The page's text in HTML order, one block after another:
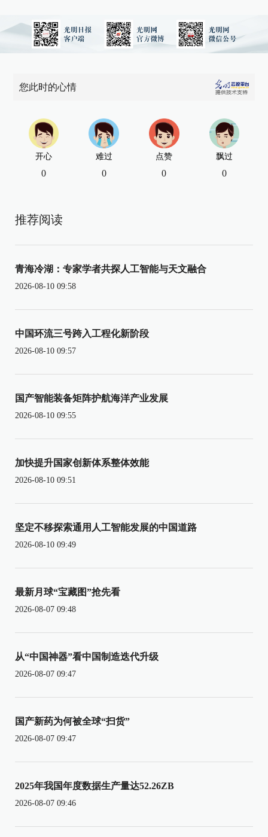
您此时的心情
开心
0
难过
0
点赞
0
飘过
0
推荐阅读
青海冷湖：专家学者共探人工智能与天文融合
2026-08-10 09:58
中国环流三号跨入工程化新阶段
2026-08-10 09:57
国产智能装备矩阵护航海洋产业发展
2026-08-10 09:55
加快提升国家创新体系整体效能
2026-08-10 09:51
坚定不移探索通用人工智能发展的中国道路
2026-08-10 09:49
最新月球“宝藏图”抢先看
2026-08-07 09:48
从“中国神器”看中国制造迭代升级
2026-08-07 09:47
国产新药为何被全球“扫货”
2026-08-07 09:47
2025年我国年度数据生产量达52.26ZB
2026-08-07 09:46